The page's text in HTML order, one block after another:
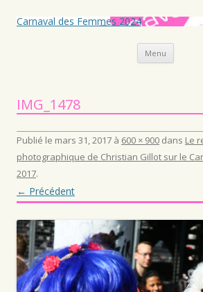
Carnaval des Femmes 2024
Menu Aller
IMG_1478
Publié le mars 31, 2017 à 600 × 900 dans Le
photographique de Christian Gillot sur le
2017.
← Précédent